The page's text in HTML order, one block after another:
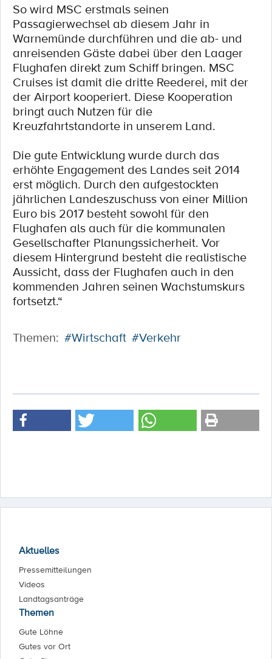
So wird MSC erstmals seinen
Passagierwechsel ab diesem Jahr in
Warnemünde durchführen und die ab- und
anreisenden Gäste dabei über den Laager
Flughafen direkt zum Schiff bringen. MSC
Cruises ist damit die dritte Reederei, mit der
der Airport kooperiert. Diese Kooperation
bringt auch Nutzen für die
Kreuzfahrtstandorte in unserem Land.
Die gute Entwicklung wurde durch das
erhöhte Engagement des Landes seit 2014
erst möglich. Durch den aufgestockten
jährlichen Landeszuschuss von einer Million
Euro bis 2017 besteht sowohl für den
Flughafen als auch für die kommunalen
Gesellschafter Planungssicherheit. Vor
diesem Hintergrund besteht die realistische
Aussicht, dass der Flughafen auch in den
kommenden Jahren seinen Wachstumskurs
fortsetzt.“
Themen: #Wirtschaft #Verkehr
Aktuelles
Pressemitteilungen
Videos
Landtagsanträge
Themen
Gute Löhne
Gutes vor Ort